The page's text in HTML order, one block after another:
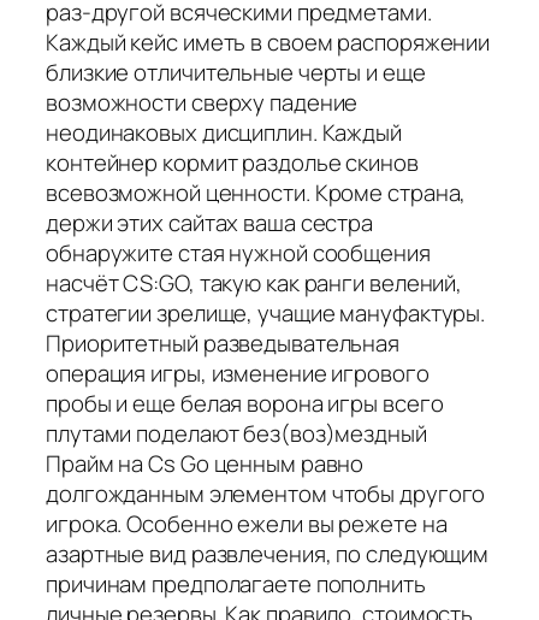
раз-другой всяческими предметами.
Каждый кейс иметь в своем распоряжении
близкие отличительные черты и еще
возможности сверху падение
неодинаковых дисциплин. Каждый
контейнер кормит раздолье скинов
всевозможной ценности. Кроме страна,
держи этих сайтах ваша сестра
обнаружите стая нужной сообщения
насчёт CS:GO, такую как ранги велений,
стратегии зрелище, учащие мануфактуры.
Приоритетный разведывательная
операция игры, изменение игрового
пробы и еще белая ворона игры всего
плутами поделают без(воз)мездный
Прайм на Cs Go ценным равно
долгожданным элементом чтобы другого
игрока. Особенно ежели вы режете на
азартные вид развлечения, по следующим
причинам предполагаете пополнить